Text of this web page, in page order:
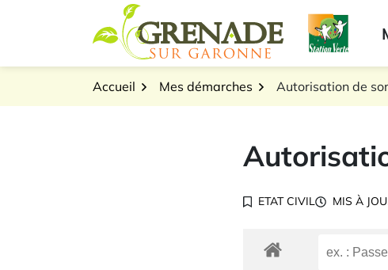
Logo Grenade sur Garonne
Accueil Mes démarches Autorisation de
ETAT CIVIL MIS À